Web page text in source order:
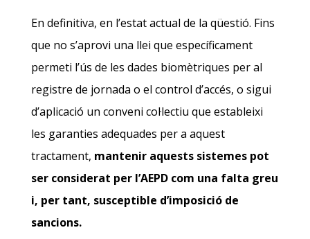
En definitiva, en l’estat actual de la qüestió. Fins
que no s’aprovi una llei que específicament
permeti l’ús de les dades biomètriques per al
registre de jornada o el control d’accés, o sigui
d’aplicació un conveni col·lectiu que estableixi
les garanties adequades per a aquest
tractament, mantenir aquests sistemes pot
ser considerat per l’AEPD com una falta greu
i, per tant, susceptible d’imposició de
sancions.